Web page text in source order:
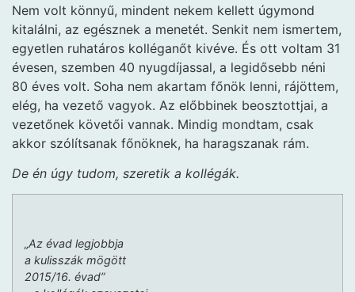
Nem volt könnyű, mindent nekem kellett úgymond
kitalálni, az egésznek a menetét. Senkit nem ismertem,
egyetlen ruhatáros kolléganőt kivéve. És ott voltam 31
évesen, szemben 40 nyugdíjassal, a legidősebb néni
80 éves volt. Soha nem akartam főnök lenni, rájöttem,
elég, ha vezető vagyok. Az előbbinek beosztottjai, a
vezetőnek követői vannak. Mindig mondtam, csak
akkor szólítsanak főnöknek, ha haragszanak rám.
De én úgy tudom, szeretik a kollégák.
„Az évad legjobbja
a kulisszák mögött
2015/16. évad”